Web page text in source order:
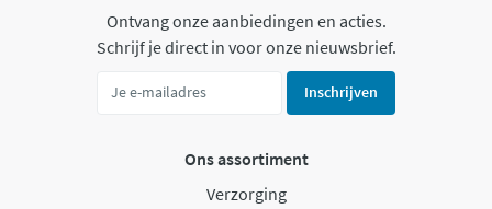
Ontvang onze aanbiedingen en acties.
Schrijf je direct in voor onze nieuwsbrief.
Inschrijven
Ons assortiment
Verzorging